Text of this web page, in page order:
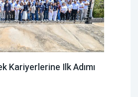
Kariyerlerine Ilk Adımı